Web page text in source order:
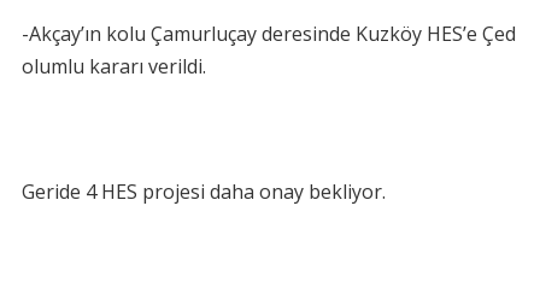
-Akçay’ın kolu Çamurluçay deresinde Kuzköy HES’e Çed
olumlu kararı verildi.
Geride 4 HES projesi daha onay bekliyor.